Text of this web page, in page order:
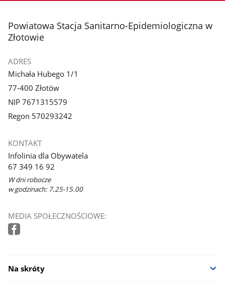
stopka
Powiatowa Stacja Sanitarno-Epidemiologiczna w
Złotowie
ADRES
Michała Hubego 1/1
77-400 Złotów
NIP 7671315579
Regon 570293242
KONTAKT
Infolinia dla Obywatela
67 349 16 92
W dni robocze
w godzinach: 7.25-15.00
MEDIA SPOŁECZNOŚCIOWE:
Na skróty